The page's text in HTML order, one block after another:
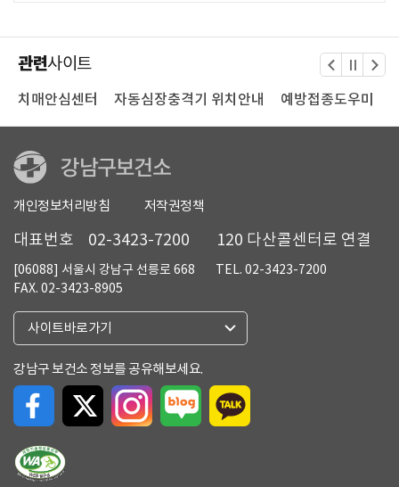
관련사이트
자동심장충격기 위치안내 예방접종도우미 서울형임신·출
개인정보처리방침 저작권정책
대표번호 02-3423-7200 120 다산콜센터로 연결
[06088] 서울시 강남구 선릉로 668
TEL. 02-3423-7200
FAX. 02-3423-8905
사이트바로가기
기
강남구 보건소 정보를 공유해보세요.